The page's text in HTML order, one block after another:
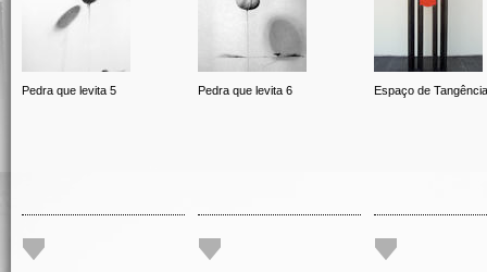
Pedra que levita 5 Pedra que levita 6 Espaço de Tangência